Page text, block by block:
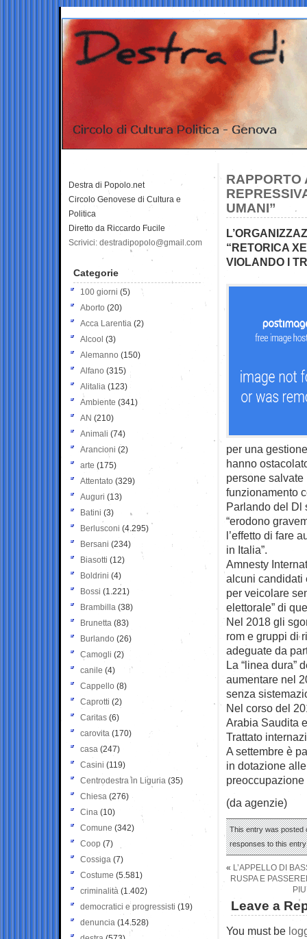
RAPPORTO
UMANI”
“RETORICA
VIOLANDO I
per una
hanno
persone
funzionamento
Parlando del Dl
“erodono
l’effetto di fare
in Italia”.
Amnesty
alcuni candidati
per veicolare
elettorale” di
Nel 2018 gli
rom e gruppi di
adeguate da
La “linea dura”
aumentare nel
senza
Nel corso del
Arabia Saudita
Trattato
A settembre è
in dotazione
preoccupazione
(da agenzie)
This entry was posted
responses to this
« L’APPELLO DI
RUSPA E
Leave a
You must be
Destra di Popolo.net
Circolo Genovese di Cultura e
Politica
Diretto da Riccardo Fucile
Scrivici: destradipopolo@gmail.com
Categorie
100 giorni (5)
Aborto (20)
Acca Larentia (2)
Alcool (3)
Alemanno (150)
Alfano (315)
Alitalia (123)
Ambiente (341)
AN (210)
Animali (74)
Arancioni (2)
arte (175)
Attentato (329)
Auguri (13)
Batini (3)
Berlusconi (4.295)
Bersani (234)
Biasotti (12)
Boldrini (4)
Bossi (1.221)
Brambilla (38)
Brunetta (83)
Burlando (26)
Camogli (2)
canile (4)
Cappello (8)
Caprotti (2)
Caritas (6)
carovita (170)
casa (247)
Casini (119)
Centrodestra in Liguria (35)
Chiesa (276)
Cina (10)
Comune (342)
Coop (7)
Cossiga (7)
Costume (5.581)
criminalità (1.402)
democratici e progressisti (19)
denuncia (14.528)